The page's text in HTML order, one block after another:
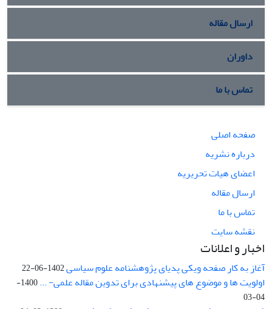
ارسال مقاله
داوران
تماس با ما
صفحه اصلی
درباره نشریه
اعضای هیات تحریریه
ارسال مقاله
تماس با ما
نقشه سایت
اخبار و اعلانات
آغاز به کار صفحه ویکی پدیای پژوهشنامه علوم سیاسی1402-06-22
اولویت ها و موضوع های پیشنهادی برای تدوین مقاله علمی- ...
1400-
04-03